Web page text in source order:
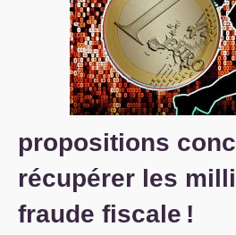
propositions
récupérer les
fraude fiscale !